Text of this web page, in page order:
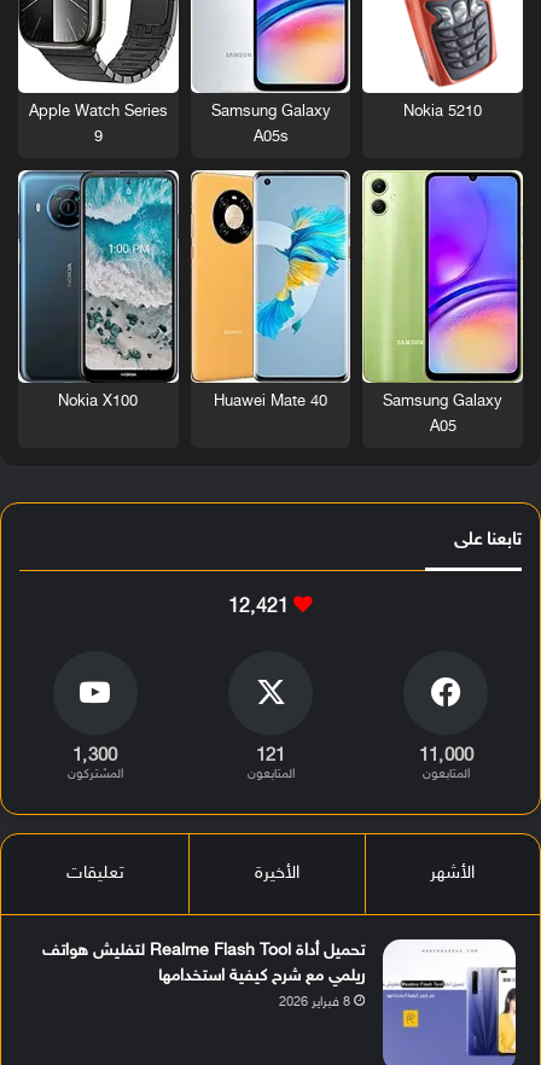
Nokia 5210
Samsung Galaxy
A05s
Apple Watch Series
9
Samsung Galaxy
A05
Huawei Mate 40
Nokia X100
تابعنا على
12٬421
11٬000
المتابعون
121
المتابعون
1٬300
المشتركون
الأشهر الأخيرة تعليقات
تحميل أداة Realme Flash Tool لتفليش هواتف
ريلمي مع شرح كيفية استخدامها
8 فبراير 2026